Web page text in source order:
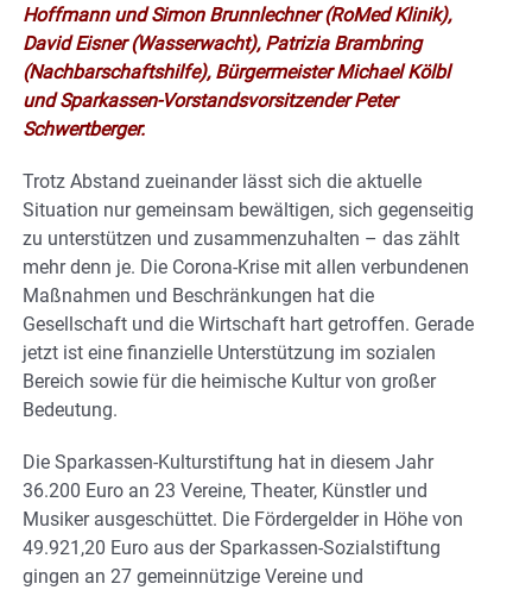
Hoffmann und Simon Brunnlechner (RoMed Klinik),
David Eisner (Wasserwacht), Patrizia Brambring
(Nachbarschaftshilfe), Bürgermeister Michael Kölbl
und Sparkassen-Vorstandsvorsitzender Peter
Schwertberger.
Trotz Abstand zueinander lässt sich die aktuelle
Situation nur gemeinsam bewältigen, sich gegenseitig
zu unterstützen und zusammenzuhalten – das zählt
mehr denn je. Die Corona-Krise mit allen verbundenen
Maßnahmen und Beschränkungen hat die
Gesellschaft und die Wirtschaft hart getroffen. Gerade
jetzt ist eine finanzielle Unterstützung im sozialen
Bereich sowie für die heimische Kultur von großer
Bedeutung.
Die Sparkassen-Kulturstiftung hat in diesem Jahr
36.200 Euro an 23 Vereine, Theater, Künstler und
Musiker ausgeschüttet. Die Fördergelder in Höhe von
49.921,20 Euro aus der Sparkassen-Sozialstiftung
gingen an 27 gemeinnützige Vereine und